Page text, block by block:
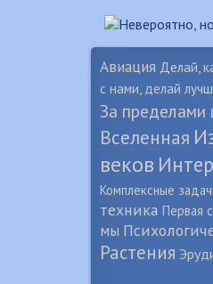
Авиация Делай,
с нами, делай
За пределами
Вселенная
веков
Комплексные
техника Первая
мы
Растения